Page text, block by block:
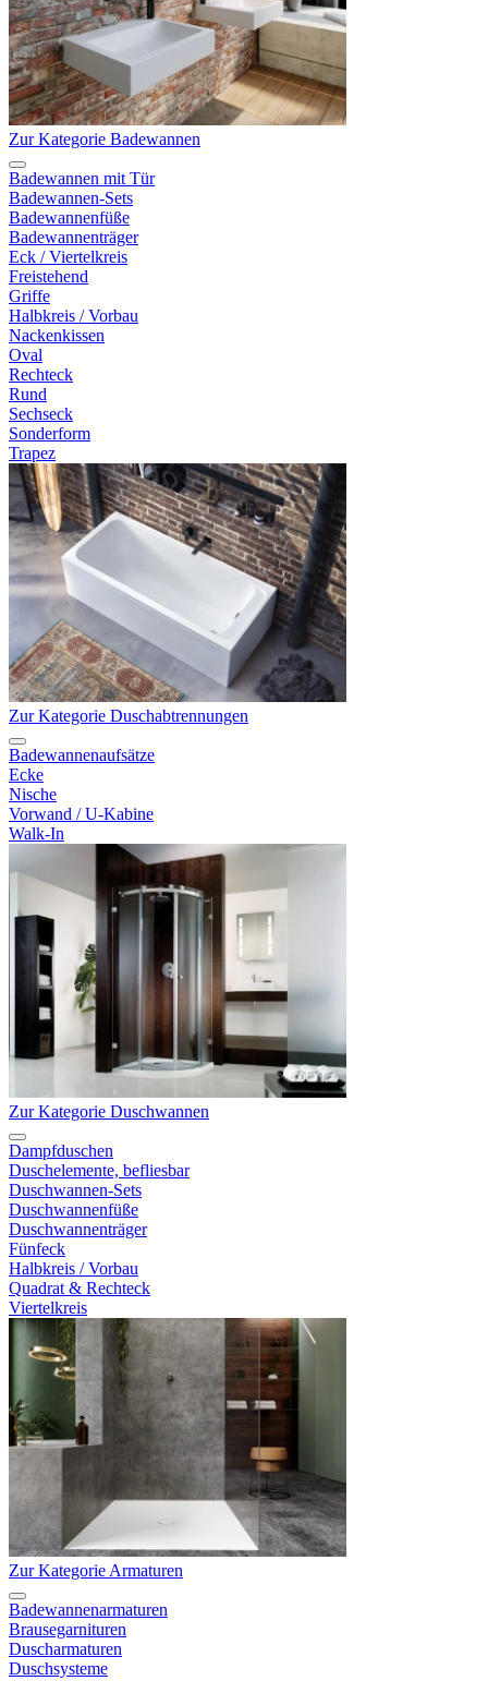
Zur Kategorie Badewannen
Badewannen mit Tür
Badewannen-Sets
Badewannenfüße
Badewannenträger
Eck / Viertelkreis
Freistehend
Griffe
Halbkreis / Vorbau
Nackenkissen
Oval
Rechteck
Rund
Sechseck
Sonderform
Trapez
Zur Kategorie Duschabtrennungen
Badewannenaufsätze
Ecke
Nische
Vorwand / U-Kabine
Walk-In
Zur Kategorie Duschwannen
Dampfduschen
Duschelemente, befliesbar
Duschwannen-Sets
Duschwannenfüße
Duschwannenträger
Fünfeck
Halbkreis / Vorbau
Quadrat & Rechteck
Viertelkreis
Zur Kategorie Armaturen
Badewannenarmaturen
Brausegarnituren
Duscharmaturen
Duschsysteme